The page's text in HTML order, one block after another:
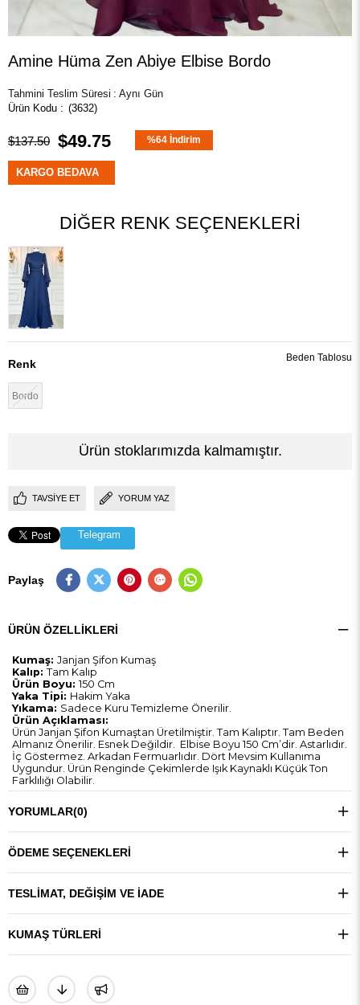
Amine Hüma Zen Abiye Elbise Bordo
Tahmini Teslim Süresi : Aynı Gün
(3632)
$137.50 $49.75 %64 İndirim
KARGO BEDAVA
DIĞER RENK SEÇENEKLERI
Renk
Bordo
Beden Tablosu
Ürün stoklarımızda kalmamıştır.
TAVSIYE ET YORUM YAZ
Telegram
Paylaş
ÜRÜN ÖZELLIKLERI
Kumaş: Janjan Şifon Kumaş
Kalıp: Tam Kalıp
Ürün Boyu: 150 Cm
Yaka Tipi: Hakim Yaka
Yıkama: Sadece Kuru Temizleme Önerilir.
Ürün Açıklaması:
Ürün Janjan Şifon Kumaştan Üretilmiştir. Tam Kalıptır. Tam Beden
Almanız Önerilir. Esnek Değildir. Elbise Boyu 150 Cm’dir. Astarlıdır.
İç Göstermez. Arkadan Fermuarlıdır. Dört Mevsim Kullanıma
Uygundur. Ürün Renginde Çekimlerde Işık Kaynaklı Küçük Ton
Farklılığı Olabilir.
YORUMLAR(0)
ÖDEME SEÇENEKLERI
TESLIMAT, DEĞIŞIM VE İADE
KUMAŞ TÜRLERI